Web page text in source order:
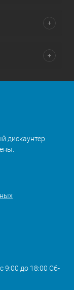
дискаунтер
9:00 до 18:00 Сб-